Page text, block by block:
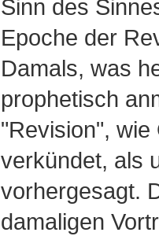
Sinn des
Epoche der
Damals, was
prophetisch
"Revision",
verkündet, als
vorhergesagt.
damaligen